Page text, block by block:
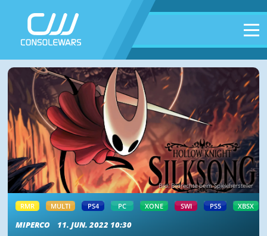
Bild: Bildrechte beim Spielehersteller
RMR MULTI PS4 PC XONE SWI PS5 XBSX
MIPERCO 11. JUN. 2022 10:30